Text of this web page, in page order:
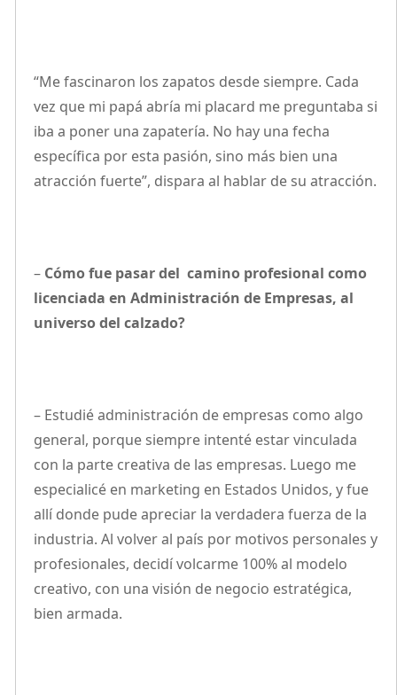
“Me fascinaron los zapatos desde siempre. Cada
vez que mi papá abría mi placard me preguntaba si
iba a poner una zapatería. No hay una fecha
específica por esta pasión, sino más bien una
atracción fuerte”, dispara al hablar de su atracción.
–Cómo fue pasar del camino profesional como
licenciada en Administración de Empresas, al
universo del calzado?
– Estudié administración de empresas como algo
general, porque siempre intenté estar vinculada
con la parte creativa de las empresas. Luego me
especialicé en marketing en Estados Unidos, y fue
allí donde pude apreciar la verdadera fuerza de la
industria. Al volver al país por motivos personales y
profesionales, decidí volcarme 100% al modelo
creativo, con una visión de negocio estratégica,
bien armada.